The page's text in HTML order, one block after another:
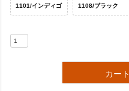
1101/インディゴ 1108/ブラック
カー